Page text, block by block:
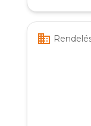
business